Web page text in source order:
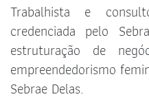
Trabalhista e
credenciada pelo
estruturação de
empreendedorismo
Sebrae Delas.